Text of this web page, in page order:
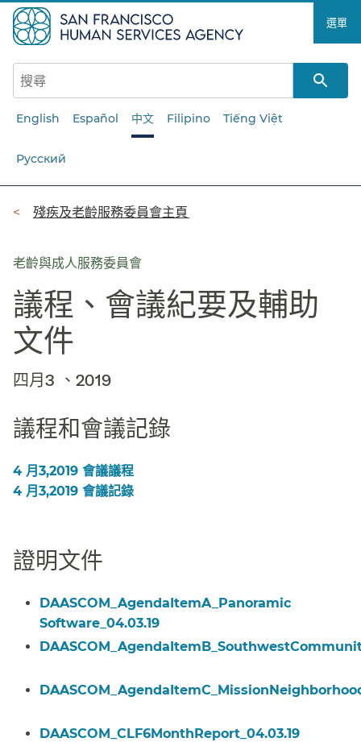
至
主
要
選單​​
English Español 中文 Filipino Tiếng Việt
Русский
導
列​​
殘疾及老齡服務委員會主頁​​
老齡與成人服務委員會
議程、會議紀要及輔助
文件​​
四月3 、2019​​
議程和會議記錄​​
4 月3,2019 會議議程​​
4 月3,2019 會議記錄​​
證明文件​​
DAASCOM_AgendaItemA_Panoramic
Software_04.03.19​​
DAASCOM_CLF6MonthReport_04.03.19​​